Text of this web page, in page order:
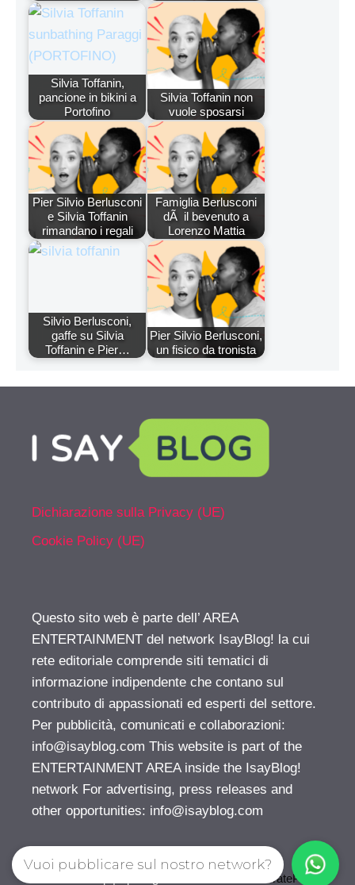
Silvia Toffanin,
pancione in bikini a
Portofino
Silvia Toffanin non
vuole sposarsi
Pier Silvio Berlusconi
e Silvia Toffanin
rimandano i regali
Famiglia Berlusconi
dÃ il bevenuto a
Lorenzo Mattia
Silvio Berlusconi,
gaffe su Silvia
Toffanin e Pier…
Pier Silvio Berlusconi,
un fisico da tronista
Dichiarazione sulla Privacy (UE)
Cookie Policy (UE)
Questo sito web è parte dell’ AREA
ENTERTAINMENT del network IsayBlog! la cui
rete editoriale comprende siti tematici di
informazione indipendente che contano sul
contributo di appassionati ed esperti del settore.
Per pubblicità, comunicati e collaborazioni:
info@isayblog.com This website is part of the
ENTERTAINMENT AREA inside the IsayBlog!
network For advertising, press releases and
other opportunities: info@isayblog.com
GeneratePress
Vuoi pubblicare sul nostro network?